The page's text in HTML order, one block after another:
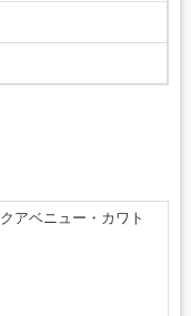
アベニュー・カワト